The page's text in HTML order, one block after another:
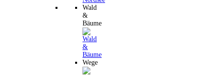
Wald
&
Bäume
Wege